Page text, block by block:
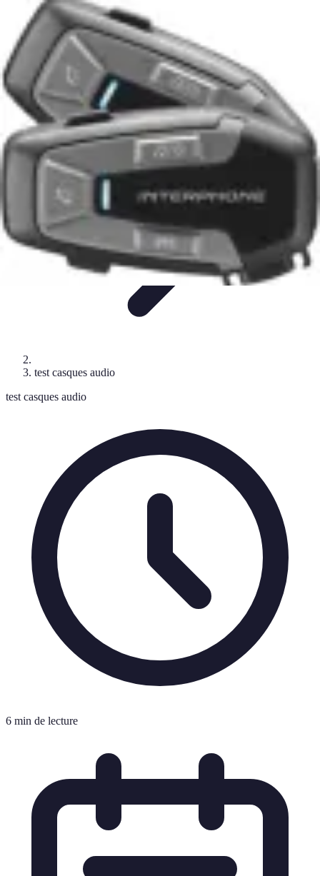
Test Casques Audio
test casques audioBien-êtreGuide d'achat
relaxation
Qualité Sonore
Test Casques Audio
test casques audio
test casques audio
6 min de lecture